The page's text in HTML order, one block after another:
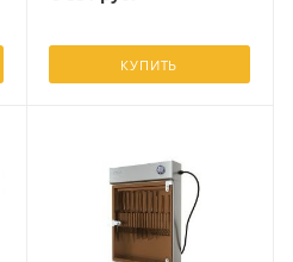
КУПИТЬ